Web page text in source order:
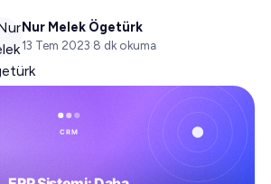
Nur Melek Ögetürk
13 Tem 2023·8 dk okuma